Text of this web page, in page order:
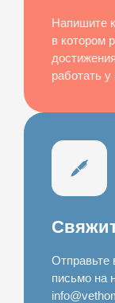
Напишите
в котором
работать у
Отправьте
письмо на